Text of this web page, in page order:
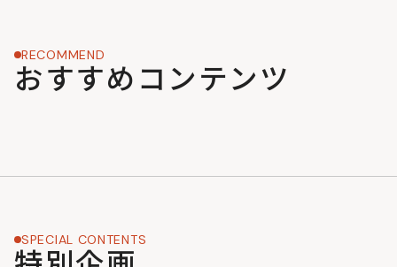
RECOMMEND
おすすめコンテンツ
SPECIAL CONTENTS